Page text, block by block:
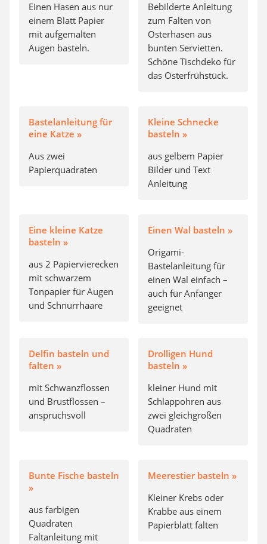
Einen Hasen aus nur
einem Blatt Papier
mit aufgemalten
Augen basteln.
Bebilderte Anleitung
zum Falten von
Osterhasen aus
bunten Servietten.
Schöne Tischdeko für
das Osterfrühstück.
Bastelanleitung für
eine Katze »
Aus zwei
Papierquadraten
Kleine Schnecke
basteln »
aus gelbem Papier
Bilder und Text
Anleitung
Eine kleine Katze
basteln »
aus 2 Papiervierecken
mit schwarzem
Tonpapier für Augen
und Schnurrhaare
Einen Wal basteln »
Origami-
Bastelanleitung für
einen Wal einfach –
auch für Anfänger
geeignet
Delfin basteln und
falten »
mit Schwanzflossen
und Brustflossen –
anspruchsvoll
Drolligen Hund
basteln »
kleiner Hund mit
Schlappohren aus
zwei gleichgroßen
Quadraten
Bunte Fische basteln
»
aus farbigen
Quadraten
Faltanleitung mit
Meerestier basteln »
Kleiner Krebs oder
Krabbe aus einem
Papierblatt falten